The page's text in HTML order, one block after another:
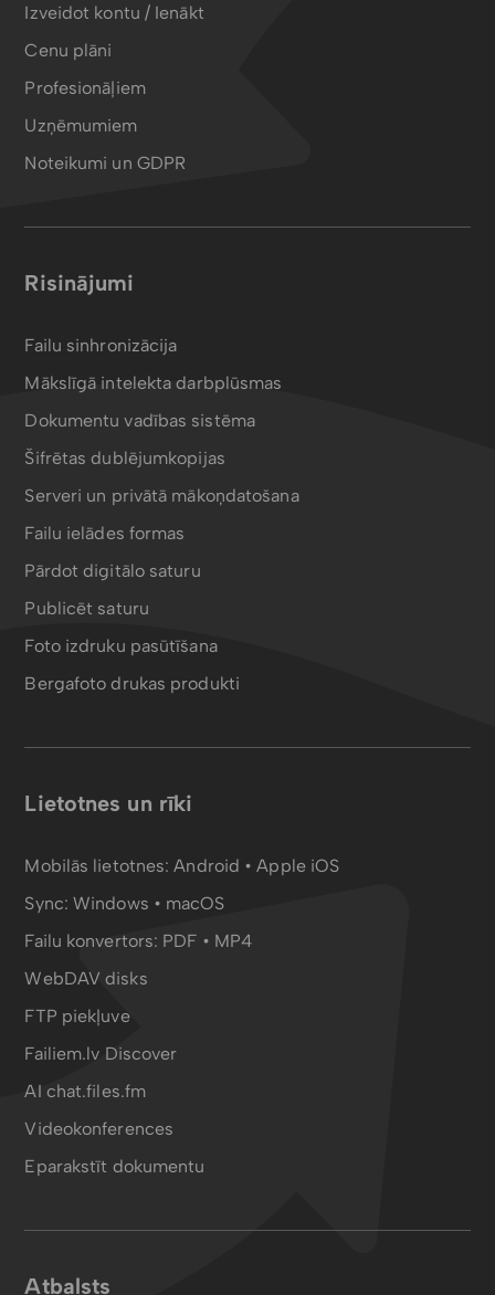
Izveidot kontu / Ienākt
Cenu plāni
Profesionāļiem
Uzņēmumiem
Noteikumi un GDPR
Risinājumi
Failu sinhronizācija
Mākslīgā intelekta darbplūsmas
Dokumentu vadības sistēma
Šifrētas dublējumkopijas
Serveri un privātā mākoņdatošana
Failu ielādes formas
Pārdot digitālo saturu
Publicēt saturu
Foto izdruku pasūtīšana
Bergafoto drukas produkti
Lietotnes un rīki
Mobilās lietotnes:Android •Apple iOS
Sync:Windows • macOS
Failu konvertors: PDF • MP4
WebDAV disks
FTP piekļuve
Failiem.lv Discover
AI chat.files.fm
Videokonferences
Eparakstīt dokumentu
Atbalsts